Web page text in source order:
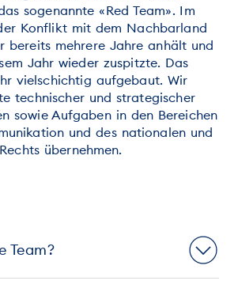
sogenannte «Red Team». Im
Konflikt mit dem Nachbarland
bereits mehrere Jahre anhält und
Jahr wieder zuspitzte. Das
vielschichtig aufgebaut. Wir
technischer und strategischer
sowie Aufgaben in den Bereichen
und des nationalen und
übernehmen.
Team?